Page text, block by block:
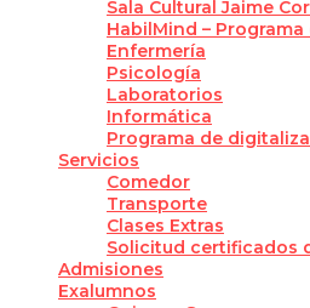
Sala Cultural Jaime
HabilMind –
Enfermería
Psicología
Laboratorios
Informática
Programa de
Servicios
Comedor
Transporte
Clases Extras
Solicitud certificados
Admisiones
Exalumnos